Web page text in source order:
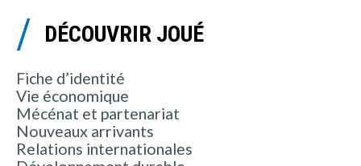
DÉCOUVRIR JOUÉ
Fiche d’identité
Vie économique
Mécénat et partenariat
Nouveaux arrivants
Relations internationales